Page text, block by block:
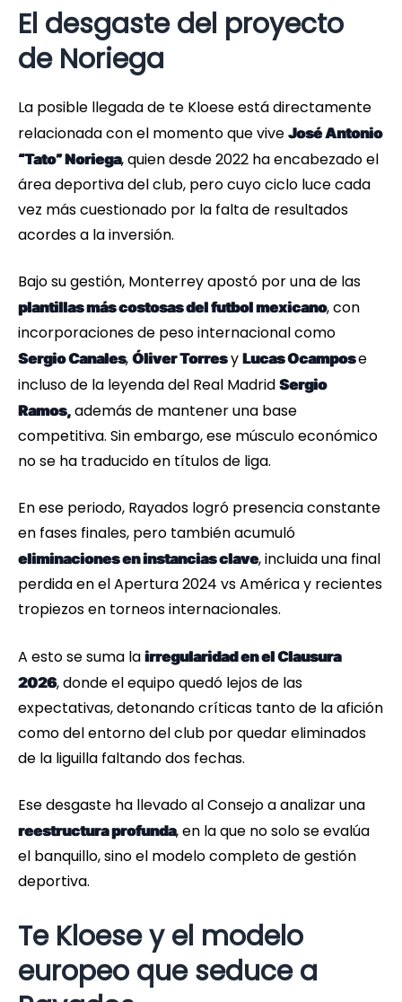
El desgaste del proyecto
de Noriega
La posible llegada de te Kloese está directamente
relacionada con el momento que vive José Antonio
“Tato” Noriega, quien desde 2022 ha encabezado el
área deportiva del club, pero cuyo ciclo luce cada
vez más cuestionado por la falta de resultados
acordes a la inversión.
Bajo su gestión, Monterrey apostó por una de las
plantillas más costosas del futbol mexicano, con
incorporaciones de peso internacional como
Sergio Canales, Óliver Torresy Lucas Ocampose
incluso de la leyenda del Real Madrid Sergio
Ramos, además de mantener una base
competitiva. Sin embargo, ese músculo económico
no se ha traducido en títulos de liga.
En ese periodo, Rayados logró presencia constante
en fases finales, pero también acumuló
eliminaciones en instancias clave, incluida una final
perdida en el Apertura 2024 vs América y recientes
tropiezos en torneos internacionales.
A esto se suma la irregularidad en el Clausura
2026, donde el equipo quedó lejos de las
expectativas, detonando críticas tanto de la afición
como del entorno del club por quedar eliminados
de la liguilla faltando dos fechas.
Ese desgaste ha llevado al Consejo a analizar una
reestructura profunda, en la que no solo se evalúa
el banquillo, sino el modelo completo de gestión
deportiva.
Te Kloese y el modelo
europeo que seduce a